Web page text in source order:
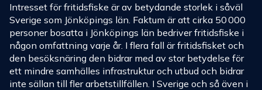
Intresset för fritidsfiske är av betydande storlek i såväl
Sverige som Jönköpings län. Faktum är att cirka 50 000
personer bosatta i Jönköpings län bedriver fritidsfiske i
någon omfattning varje år. I flera fall är fritidsfisket och
den besöksnäring den bidrar med av stor betydelse för
ett mindre samhälles infrastruktur och utbud och bidrar
inte sällan till fler arbetstillfällen. I Sverige och så även i